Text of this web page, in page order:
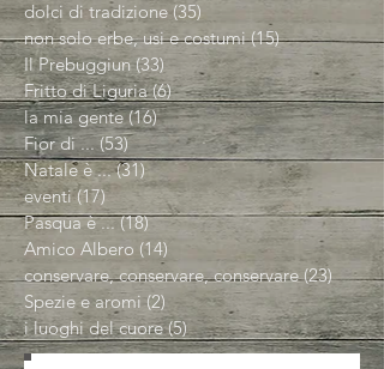
dolci di tradizione (35)
non solo erbe, usi e costumi (15)15 post
Il Prebuggiun (33) 33 post
Fritto di Liguria (6)6 post
la mia gente (16)16 post
Fior di ... (53)53 post
Natale è ... (31)31 post
eventi (17)17 post
Pasqua è ... (18)18 post
Amico Albero (14)
conservare, conservare, conservare (23)23 post
Spezie e aromi (2) 2 post
i luoghi del cuore (5)5 post